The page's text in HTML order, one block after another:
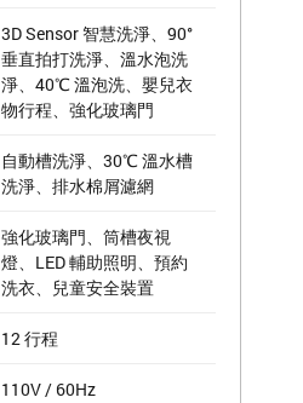
3D Sensor 智慧洗淨、90°
垂直拍打洗淨、溫水泡洗
淨、40℃ 溫泡洗、嬰兒衣
物行程、強化玻璃門
自動槽洗淨、30℃ 溫水槽
洗淨、排水棉屑濾網
強化玻璃門、筒槽夜視
燈、LED 輔助照明、預約
洗衣、兒童安全裝置
12 行程
110V / 60Hz